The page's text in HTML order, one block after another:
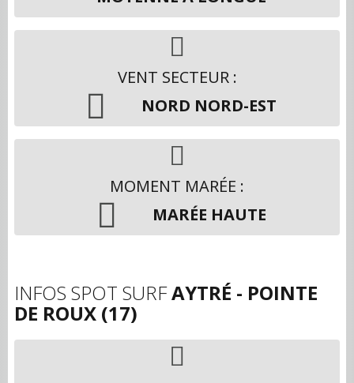
VENT SECTEUR :
NORD NORD-EST
MOMENT MARÉE :
MARÉE HAUTE
INFOS SPOT SURFAYTRÉ - POINTE
DE ROUX (17)